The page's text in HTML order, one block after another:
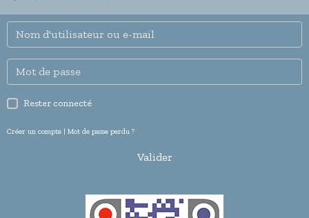
Rester connecté
Créer un compte | Mot de passe perdu ?
Valider